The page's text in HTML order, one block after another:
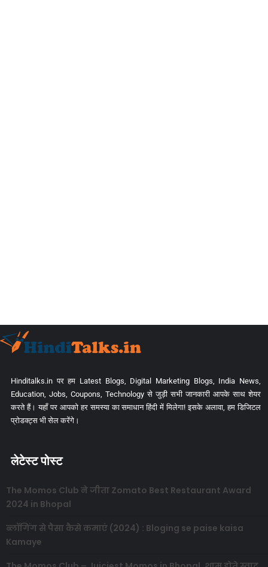
Hinditalks.in पर हम Latest Blogs, Digital Marketing Blogs, India News,
Education, Jobs, Coupons, Technology से जुड़ी सभी जानकारी आपके साथ शेयर
करते हैं। यहाँ पर आपको हर समस्या का समाधान हिंदी में मिलेगा! इसके अलावा, हम डिजिटल
प्रोडक्ट्स भी सेल करेंगे।
लेटेस्ट पोस्ट
The Momos Club ने जीता Zomato Best Restaurant Award
2024 in Bhopal
ब्लॉगिंग से पैसा कैसे कमाएं (2024) : Bloging se paise kaisa
Kamaye